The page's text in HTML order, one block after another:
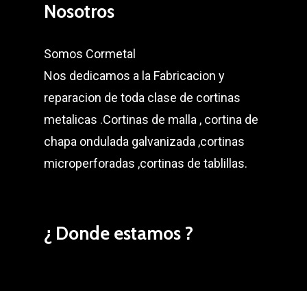
Nosotros
Somos Cormetal
Nos dedicamos a la Fabricacion y
reparacion de toda clase de cortinas
metalicas .Cortinas de malla , cortina de
chapa ondulada galvanizada ,cortinas
microperforadas ,cortinas de tablillas.
¿ Donde estamos ?